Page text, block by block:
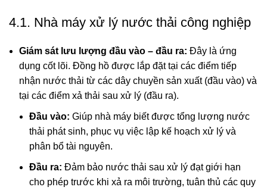
4.1. Nhà máy xử lý nước thải công nghiệp
Giám sát lưu lượng đầu vào – đầu ra: Đây là ứng
dụng cốt lõi. Đồng hồ được lắp đặt tại các điểm tiếp
nhận nước thải từ các dây chuyền sản xuất (đầu vào) và
tại các điểm xả thải sau xử lý (đầu ra).
Đầu vào: Giúp nhà máy biết được tổng lượng nước
thải phát sinh, phục vụ việc lập kế hoạch xử lý và
phân bổ tài nguyên.
Đầu ra: Đảm bảo nước thải sau xử lý đạt giới hạn
cho phép trước khi xả ra môi trường, tuân thủ các quy